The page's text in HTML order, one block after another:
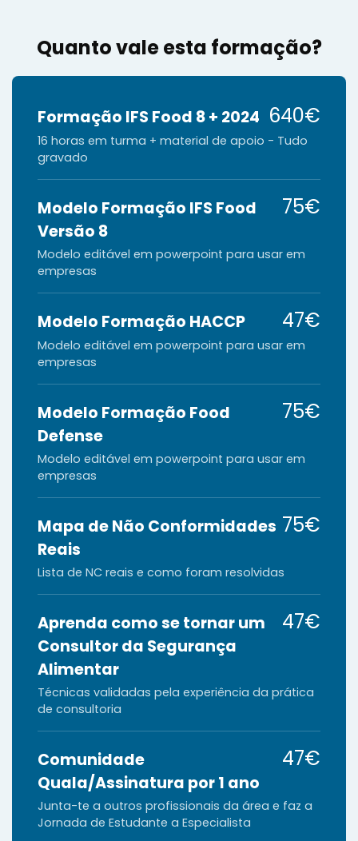
Quanto vale esta formação?
Formação IFS Food 8 + 2024 640€
16 horas em turma + material de apoio - Tudo
gravado
Modelo Formação IFS Food
Versão 8
75€
Modelo editável em powerpoint para usar em
empresas
Modelo Formação HACCP 47€
Modelo editável em powerpoint para usar em
empresas
Modelo Formação Food
Defense
75€
Modelo editável em powerpoint para usar em
empresas
Mapa de Não Conformidades
Reais
75€
Lista de NC reais e como foram resolvidas
Aprenda como se tornar um
Consultor da Segurança
Alimentar
47€
Técnicas validadas pela experiência da prática
de consultoria
Comunidade
Quala/Assinatura por 1 ano
47€
Junta-te a outros profissionais da área e faz a
Jornada de Estudante a Especialista